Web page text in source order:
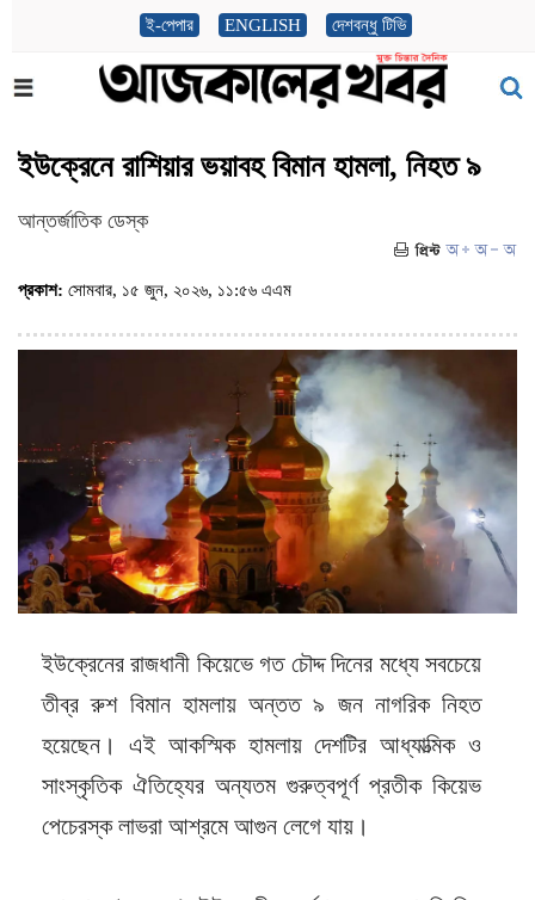
ই-পেপার ENGLISH দেশবন্ধু টিভি
ইউক্রেনে রাশিয়ার ভয়াবহ বিমান হামলা, নিহত ৯
আন্তর্জাতিক ডেস্ক
প্রকাশ: সোমবার, ১৫ জুন, ২০২৬, ১১:৫৬ এএম
ইউক্রেনের রাজধানী কিয়েভে গত চৌদ্দ দিনের মধ্যে সবচেয়ে
তীব্র রুশ বিমান হামলায় অন্তত ৯ জন নাগরিক নিহত
হয়েছেন। এই আকস্মিক হামলায় দেশটির আধ্যাত্মিক ও
সাংস্কৃতিক ঐতিহ্যের অন্যতম গুরুত্বপূর্ণ প্রতীক কিয়েভ
পেচেরস্ক লাভরা আশ্রমে আগুন লেগে যায়।